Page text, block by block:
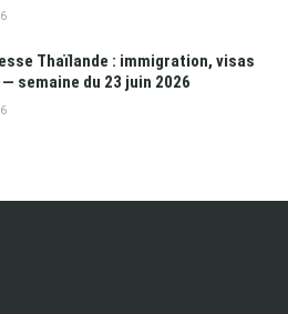
Thaïlande : immigration, visas
semaine du 23 juin 2026